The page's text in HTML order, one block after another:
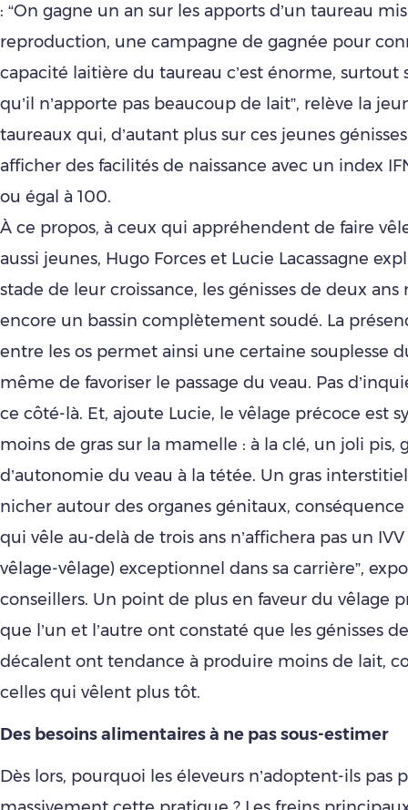
: “On gagne un an sur les apports d’un taureau
reproduction, une campagne de gagnée pour
capacité laitière du taureau c’est énorme, surtout
qu’il n’apporte pas beaucoup de lait”, relève la
taureaux qui, d’autant plus sur ces jeunes
afficher des facilités de naissance avec un index
ou égal à 100.
À ce propos, à ceux qui appréhendent de faire
aussi jeunes, Hugo Forces et Lucie Lacassagne
stade de leur croissance, les génisses de deux ans
encore un bassin complètement soudé. La
entre les os permet ainsi une certaine souplesse
même de favoriser le passage du veau. Pas
ce côté-là. Et, ajoute Lucie, le vêlage précoce est
moins de gras sur la mamelle : à la clé, un joli pis,
d’autonomie du veau à la tétée. Un gras
nicher autour des organes génitaux, conséquence
qui vêle au-delà de trois ans n’affichera pas un
vêlage-vêlage) exceptionnel dans sa carrière”,
conseillers. Un point de plus en faveur du vêlage
que l’un et l’autre ont constaté que les génisses
décalent ont tendance à produire moins de lait,
celles qui vêlent plus tôt.
Des besoins alimentaires à ne pas sous-estimer
Dès lors, pourquoi les éleveurs n’adoptent-ils pas